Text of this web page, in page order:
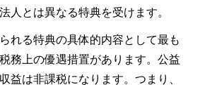
人とは異なる特典を受けます。
れる特典の具体的内容として最も
務上の優遇措置があります。公益
益は非課税になります。つまり、